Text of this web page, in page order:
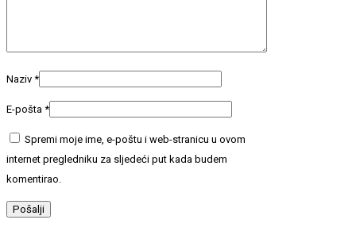
Naziv *
E-pošta *
Spremi moje ime, e-poštu i web-stranicu u ovom
internet pregledniku za sljedeći put kada budem
komentirao.